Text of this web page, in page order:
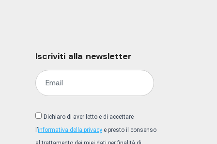
Iscriviti alla newsletter
Dichiaro di aver letto e di accettare
l’informativa della privacy e presto il consenso